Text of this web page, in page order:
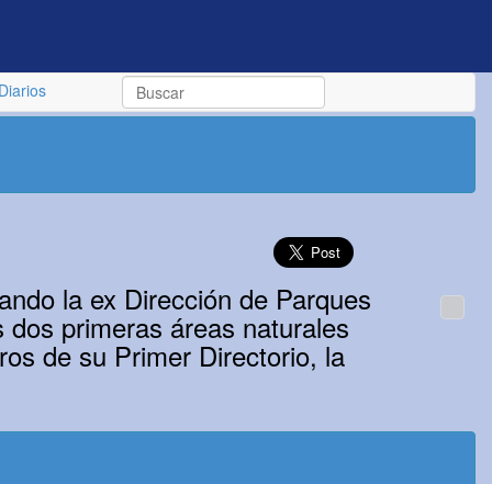
Diarios
la ex Dirección de Parques
primeras áreas naturales
de su Primer Directorio, la